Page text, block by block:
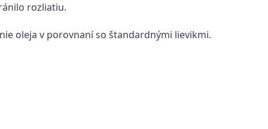
rozliatiu.
oleja v porovnaní so štandardnými lievikmi.